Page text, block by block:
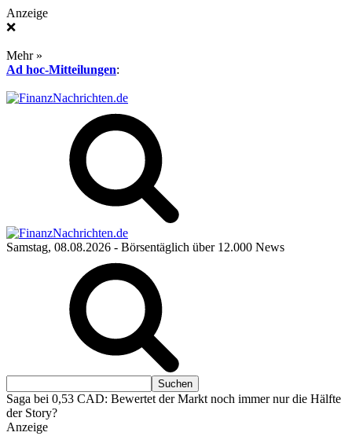
Anzeige
❌
Mehr »
Ad hoc-Mitteilungen:
Samstag, 08.08.2026 - Börsentäglich über 12.000 News
Saga bei 0,53 CAD: Bewertet der Markt noch immer nur die Hälfte
der Story?
Anzeige